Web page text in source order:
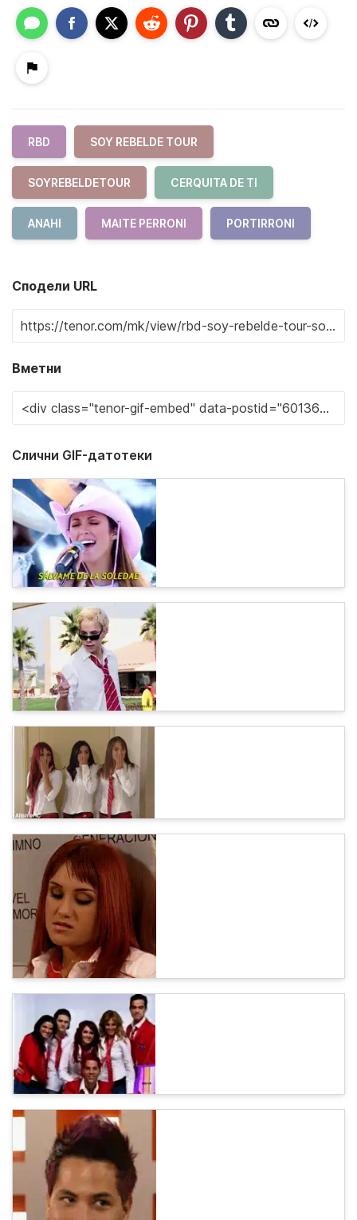
RBD SOY REBELDE TOUR
SOYREBELDETOUR CERQUITA DE TI
ANAHI MAITE PERRONI PORTIRRONI
Сподели URL
Вметни
Слични GIF-датотеки